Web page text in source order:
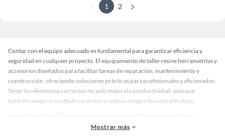
1 2
Contar con el equipo adecuado es fundamental para garantizar eficiencia y
seguridad en cualquier proyecto. El equipamiento de taller reúne herramientas y
accesorios diseñados para facilitar tareas de reparación, mantenimiento y
construcción, ofreciendo soluciones prácticas para profesionales y aficionados.
Tener los elementos correctos no solo mejora la productividad, sino que
también asegura resultados precisos y reduce riesgos durante el trabajo.
Encontrarás bancos de trabajo robustos para organizar herramientas, carros
Mostrar más